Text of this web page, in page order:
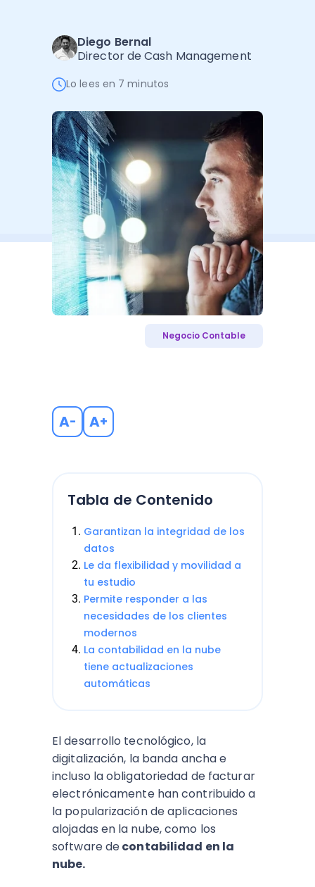
Administración Empresarial
Software Factura y Administración
Autores
Diego Bernal
Director de Cash Management
Lo lees en 7 minutos
Negocio Contable
A- A+
Tabla de Contenido
Garantizan la integridad de los
datos
Le da flexibilidad y movilidad a
tu estudio
Permite responder a las
necesidades de los clientes
modernos
La contabilidad en la nube
tiene actualizaciones
automáticas
El desarrollo tecnológico, la
digitalización, la banda ancha e
incluso la obligatoriedad de facturar
electrónicamente han contribuido a
la popularización de aplicaciones
alojadas en la nube, como los
software decontabilidad en la
nube.